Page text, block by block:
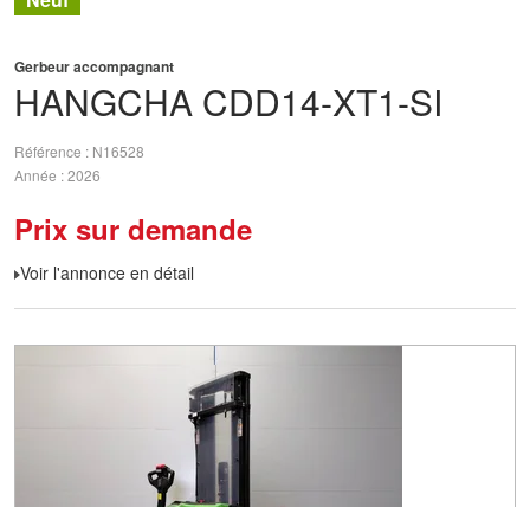
HANGCHA CDD14-XT1-SI
Gerbeur accompagnant
Référence
N16528
Année 2026
Prix sur demande
Voir l'annonce en détail